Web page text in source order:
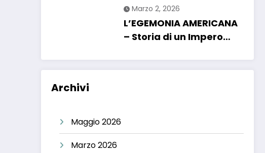
Marzo 2, 2026
L’EGEMONIA AMERICANA
– Storia di un Impero
Archivi
Maggio 2026
Marzo 2026